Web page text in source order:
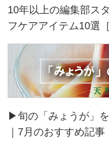
10年以上の編集部ス
フケアアイテム10選［
▶旬の「みょうが」
｜7月のおすすめ記事